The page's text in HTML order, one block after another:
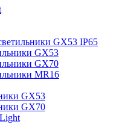
GX53 IP65
GX53
GX70
MR16
GX53
GX70